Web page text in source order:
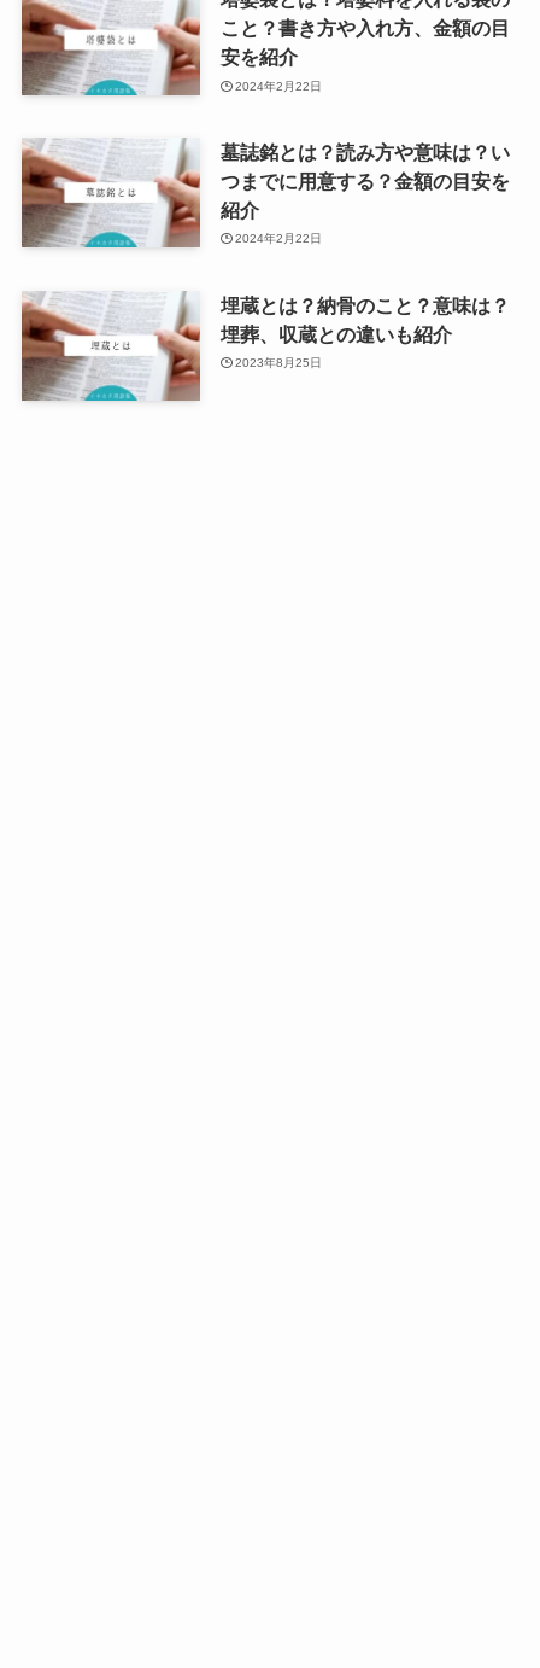
こと？書き方や入れ方、金額の目
安を紹介
2024年2月22日
墓誌銘とは？読み方や意味は？い
つまでに用意する？金額の目安を
紹介
2024年2月22日
埋蔵とは？納骨のこと？意味は？
埋葬、収蔵との違いも紹介
2023年8月25日